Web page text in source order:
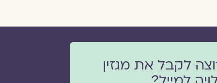
לקבל את מגזין